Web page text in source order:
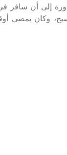
وكان يمضي